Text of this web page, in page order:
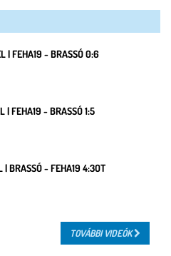
| FEHA19 - BRASSÓ 0:6
| FEHA19 - BRASSÓ 1:5
| BRASSÓ - FEHA19 4:3OT
TOVÁBBI VIDEÓK